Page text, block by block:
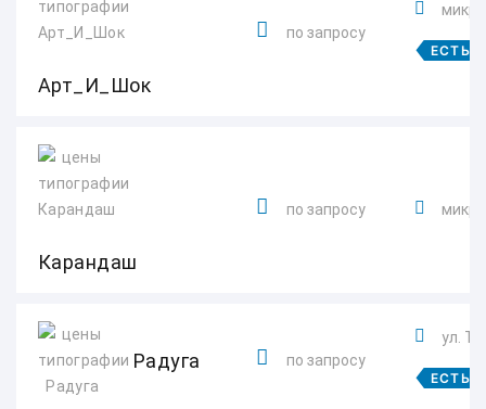
Арт_И_Шок
по запросу
ЕСТЬ
Карандаш
по запросу
Радуга по запросу
ул.
ЕСТЬ